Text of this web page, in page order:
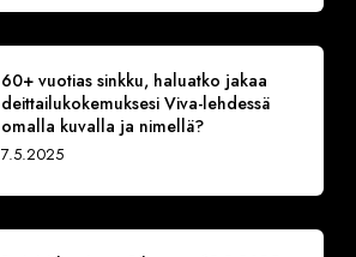
60+ vuotias sinkku, haluatko jakaa
deittailukokemuksesi Viva-lehdessä
omalla kuvalla ja nimellä?
7.5.2025